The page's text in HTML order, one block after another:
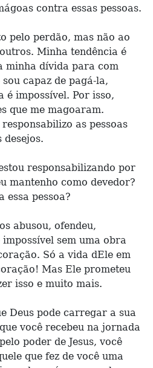
contra essas pessoas.
pelo perdão, mas não ao
Minha tendência é
minha dívida para com
capaz de pagá-la,
é impossível. Por isso,
que me magoaram.
as pessoas
desejos.
responsabilizando por
mantenho como devedor?
essa pessoa?
abusou, ofendeu,
sem uma obra
Só a vida dEle em
Mas Ele prometeu
isso e muito mais.
Deus pode carregar a sua
você recebeu na jornada
poder de Jesus, você
que fez de você uma